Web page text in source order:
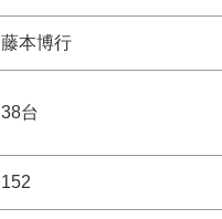
藤本博行
38台
152